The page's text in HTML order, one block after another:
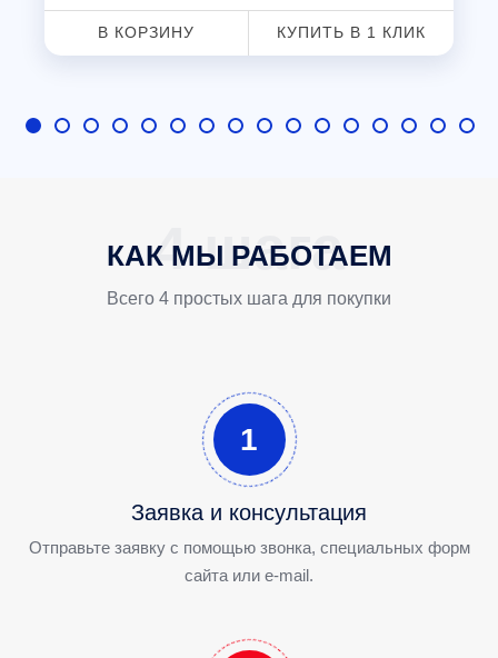
В КОРЗИНУ КУПИТЬ В 1 КЛИК
КАК МЫ РАБОТАЕМ
Всего 4 простых шага для покупки
1
Заявка и консультация
Отправьте заявку с помощью звонка, специальных форм
сайта или e-mail.